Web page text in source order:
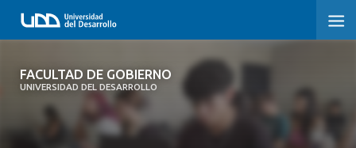
FACULTAD DE GOBIERNO
UNIVERSIDAD DEL DESARROLLO
FACULTAD DE GOBIERNO